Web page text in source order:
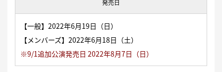
発売日
【一般】2022年6月19日（日）
【メンバーズ】2022年6月18日（土）
※9/1追加公演発売日 2022年8月7日（日）